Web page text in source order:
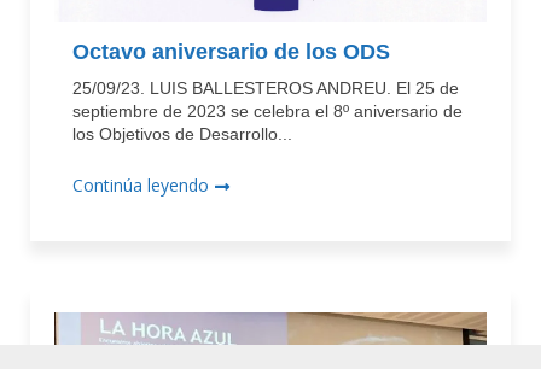
Octavo aniversario de los ODS
25/09/23. LUIS BALLESTEROS ANDREU. El 25 de
septiembre de 2023 se celebra el 8º aniversario de
los Objetivos de Desarrollo...
Continúa leyendo